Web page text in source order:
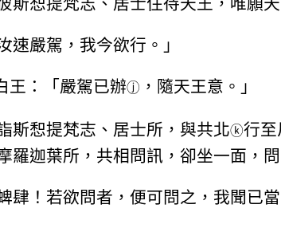
斯惒提梵志、居士住待天王，唯願天
速嚴駕，我今欲行。」
王：「嚴駕已辦ⓙ ，隨天王意。」
斯惒提梵志、居士所，與共北ⓚ行至
羅迦葉所，共相問訊，卻坐一面，
肆！若欲問者，便可問之，我聞已當